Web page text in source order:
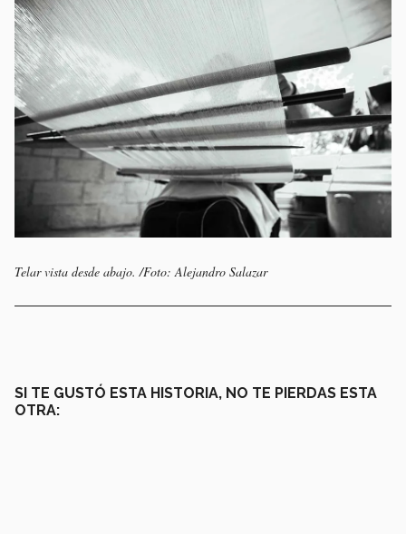
Telar vista desde abajo. /Foto: Alejandro Salazar
SI TE GUSTÓ ESTA HISTORIA, NO TE PIERDAS ESTA
OTRA: